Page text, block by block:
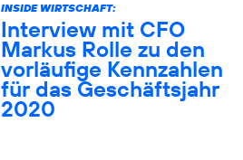
INSIDE WIRTSCHAFT:
Interview mit CFO
Markus Rolle zu den
vorläufige Kennzahlen
für das Geschäftsjahr
2020